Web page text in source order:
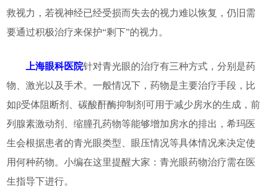
救视力，若视神经已经受损而失去的视力难以恢复，仍旧需
要通过积极治疗来保护“剩下”的视力。
上海眼科医院针对青光眼的治疗有三种方式，分别是药
物、激光以及手术。一般情况下，药物是主要治疗手段，比
如β受体阻断剂、碳酸酐酶抑制剂可用于减少房水的生成，前
列腺素激动剂、缩朣孔药物等能够增加房水的排出，希玛医
生会根据患者的青光眼类型、眼压情况等具体情况来决定使
用何种药物。小编在这里提醒大家：青光眼药物治疗需在医
生指导下进行。